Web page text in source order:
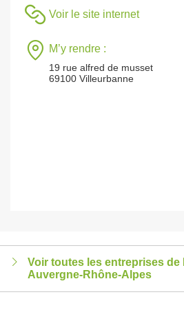
Voir le site internet
M’y rendre :
19 rue alfred de musset
69100 Villeurbanne
Voir toutes les entreprises de
Auvergne-Rhône-Alpes